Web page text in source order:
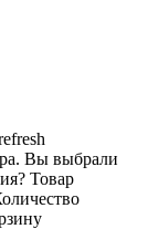
Вы выбрали
Товар